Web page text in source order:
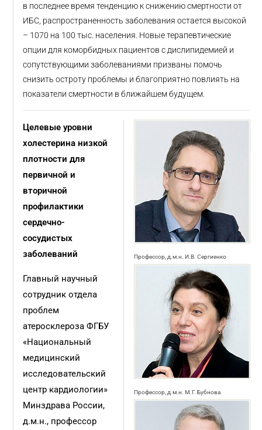
в последнее время тенденцию к снижению смертности от
ИБС, распространенность заболевания остается высокой
– 1070 на 100 тыс. населения. Новые терапевтические
опции для коморбидных пациентов с дислипидемией и
сопутствующими заболеваниями призваны помочь
снизить остроту проблемы и благоприятно повлиять на
показатели смертности в ближайшем будущем.
Профессор, д.м.н. И.В. Сергиенко
Профессор, д.м.н. М.Г. Бубнова
Целевые уровни
холестерина низкой
плотности для
первичной и
вторичной
профилактики
сердечно-
сосудистых
заболеваний
Главный научный
сотрудник отдела
проблем
атеросклероза ФГБУ
«Национальный
медицинский
исследовательский
центр кардиологии»
Минздрава России,
д.м.н., профессор